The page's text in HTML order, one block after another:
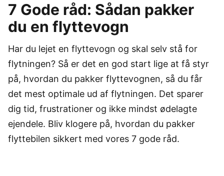
7 Gode råd: Sådan pakker
du en flyttevogn
Har du lejet en flyttevogn og skal selv stå for
flytningen? Så er det en god start lige at få styr
på, hvordan du pakker flyttevognen, så du får
det mest optimale ud af flytningen. Det sparer
dig tid, frustrationer og ikke mindst ødelagte
ejendele. Bliv klogere på, hvordan du pakker
flyttebilen sikkert med vores 7 gode råd.